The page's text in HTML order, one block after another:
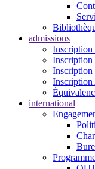
admissions
Inscription
Inscription
Inscription
Inscription
international